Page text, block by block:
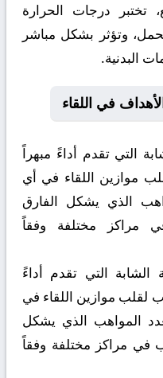
درجات الحرارة
وتؤثر بشكل مباشر
البدنية.
في اللقاء
التي تقدم أداءً مبهراً
موازين اللقاء في أي
الذي يشكل الفارق
مراكز مختلفة وفقاً
الشابة التي تقدم أداءً
لقلب موازين اللقاء في
المواهب الذي يشكل
في مراكز مختلفة وفقاً